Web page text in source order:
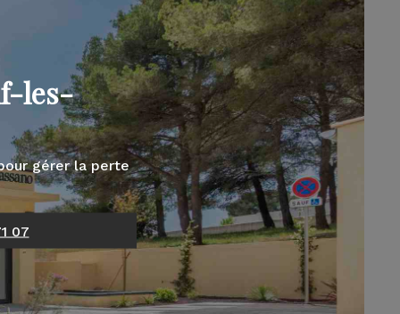
les-
gérer la perte
07